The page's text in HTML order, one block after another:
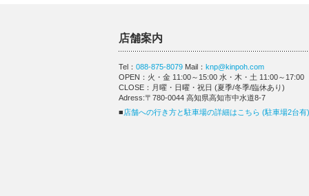
店舗案内
Tel： 088-875-8079 Mail： knp@kinpoh.com
OPEN：火・金 11:00～15:00 水・木・土 11:00～17:00
CLOSE：月曜・日曜・祝日 (夏季/冬季/臨休あり)
Adress:〒780-0044 高知県高知市中水道8-7
■店舗への行き方と駐車場の詳細はこちら (駐車場2台有)